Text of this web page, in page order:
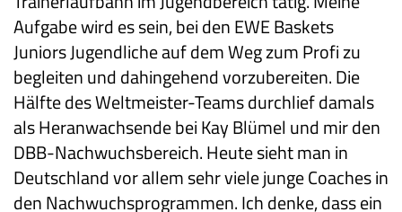
Aufgabe wird es sein, bei den EWE Baskets
Juniors Jugendliche auf dem Weg zum Profi zu
begleiten und dahingehend vorzubereiten. Die
Hälfte des Weltmeister-Teams durchlief damals
als Heranwachsende bei Kay Blümel und mir den
DBB-Nachwuchsbereich. Heute sieht man in
Deutschland vor allem sehr viele junge Coaches in
den Nachwuchsprogrammen. Ich denke, dass ein